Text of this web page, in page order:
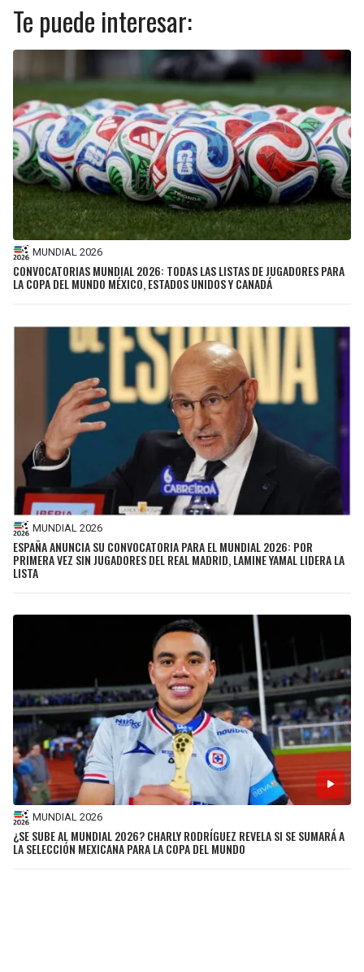
Te puede interesar:
MUNDIAL 2026
CONVOCATORIAS MUNDIAL 2026: TODAS LAS LISTAS DE JUGADORES PARA
LA COPA DEL MUNDO MÉXICO, ESTADOS UNIDOS Y CANADÁ
MUNDIAL 2026
ESPAÑA ANUNCIA SU CONVOCATORIA PARA EL MUNDIAL 2026: POR
PRIMERA VEZ SIN JUGADORES DEL REAL MADRID, LAMINE YAMAL LIDERA LA
LISTA
MUNDIAL 2026
¿SE SUBE AL MUNDIAL 2026? CHARLY RODRÍGUEZ REVELA SI SE SUMARÁ A
LA SELECCIÓN MEXICANA PARA LA COPA DEL MUNDO